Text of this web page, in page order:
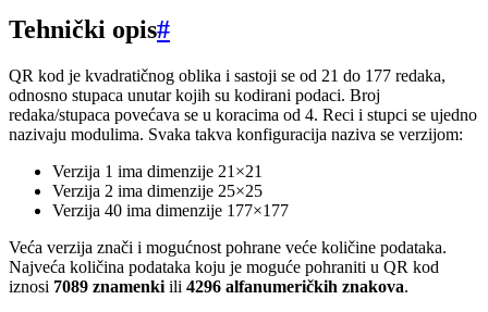
Tehnički opis#
QR kod je kvadratičnog oblika i sastoji se od 21 do 177 redaka,
odnosno stupaca unutar kojih su kodirani podaci. Broj
redaka/stupaca povećava se u koracima od 4. Reci i stupci se ujedno
nazivaju modulima. Svaka takva konfiguracija naziva se verzijom:
Verzija 1 ima dimenzije 21×21
Verzija 2 ima dimenzije 25×25
Verzija 40 ima dimenzije 177×177
Veća verzija znači i mogućnost pohrane veće količine podataka.
Najveća količina podataka koju je moguće pohraniti u QR kod
iznosi 7089 znamenki ili 4296 alfanumeričkih znakova.